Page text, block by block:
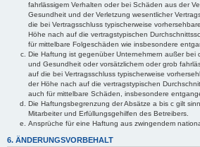
fahrlässigem Verhalten oder bei Schäden aus der
Gesundheit und der Verletzung wesentlicher
die bei Vertragsschluss typischerweise
Höhe nach auf die vertragstypischen
für mittelbare Folgeschäden wie insbesondere
Die Haftung ist gegenüber Unternehmern außer bei
und Gesundheit oder vorsätzlichem oder grob
auf die bei Vertragsschluss typischerweise
der Höhe nach auf die vertragstypischen
auch für mittelbare Schäden, insbesondere
Die Haftungsbegrenzung der Absätze a bis c gilt
Mitarbeiter und Erfüllungsgehilfen des Betreibers.
Ansprüche für eine Haftung aus zwingendem
6. ÄNDERUNGSVORBEHALT